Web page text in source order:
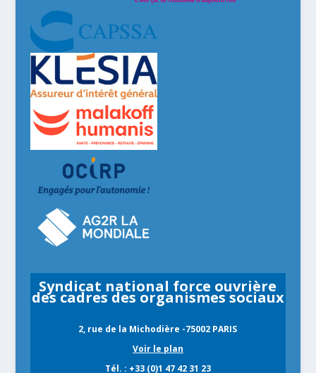
Syndicat national force ouvrière
des cadres des organismes sociaux
2, rue de la Michodière -75002 PARIS
Voir le plan
Tél. : +33 (0)1 47 42 31 23